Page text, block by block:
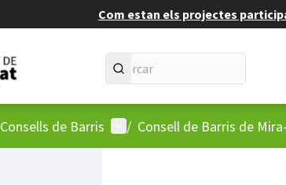
Com estan els projectes
Consells de Barris Menú d'usuari
/ Consell de Barris de